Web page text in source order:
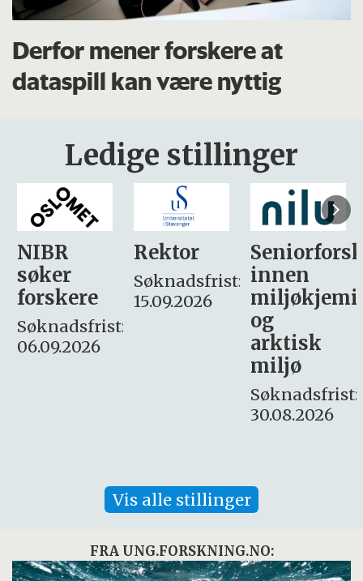
Derfor mener forskere at
dataspill kan være nyttig
Ledige stillinger
Rektor
Søknadsfrist:
15.09.2026
Seniorforsker
innen
miljøkjemi
søker
– fast
Søknadsfrist:
16. august.
Vis alle stillinger
FRA UNG.FORSKNING.NO: